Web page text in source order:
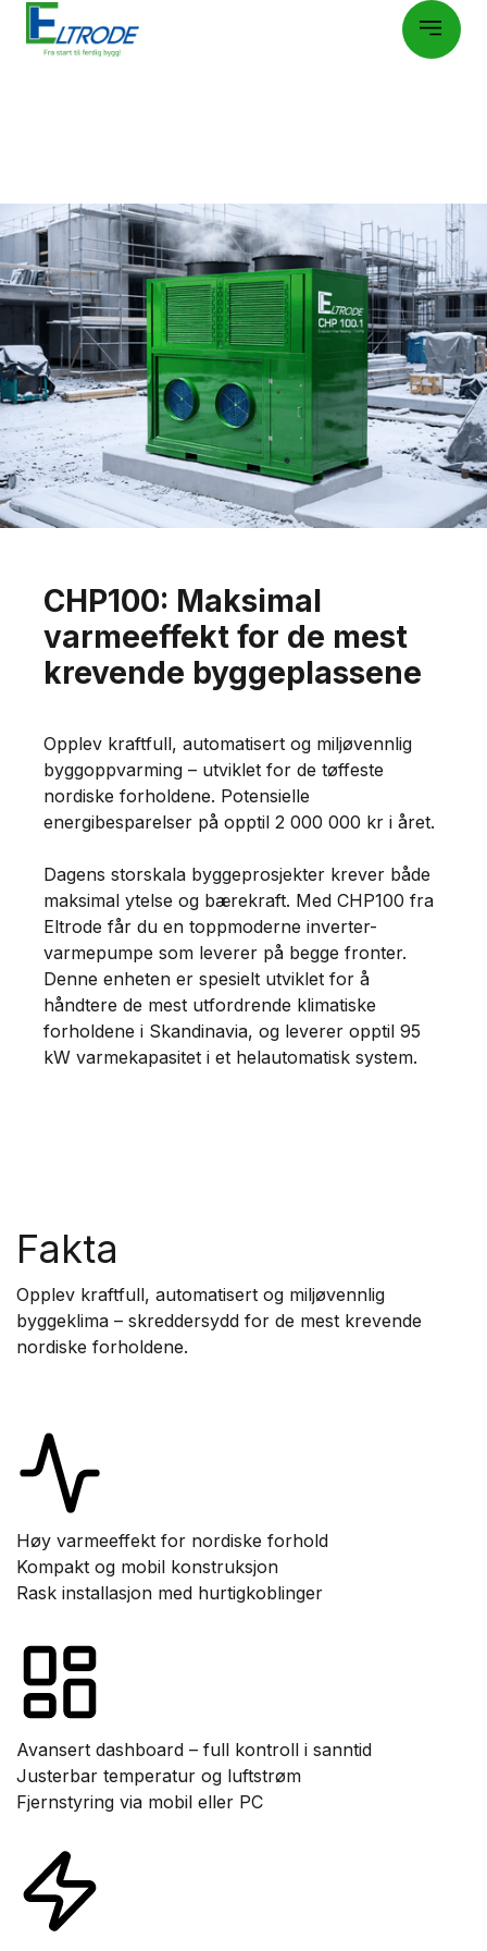
CHP100: Maksimal
varmeeffekt for de mest
krevende byggeplassene
Opplev kraftfull, automatisert og miljøvennlig
byggoppvarming – utviklet for de tøffeste
nordiske forholdene. Potensielle
energibesparelser på opptil 2 000 000 kr i året.
Dagens storskala byggeprosjekter krever både
maksimal ytelse og bærekraft. Med CHP100 fra
Eltrode får du en toppmoderne inverter-
varmepumpe som leverer på begge fronter.
Denne enheten er spesielt utviklet for å
håndtere de mest utfordrende klimatiske
forholdene i Skandinavia, og leverer opptil 95
kW varmekapasitet i et helautomatisk system.
Fakta
Opplev kraftfull, automatisert og miljøvennlig
byggeklima – skreddersydd for de mest krevende
nordiske forholdene.
Høy varmeeffekt for nordiske forhold
Kompakt og mobil konstruksjon
Rask installasjon med hurtigkoblinger
Avansert dashboard – full kontroll i sanntid
Justerbar temperatur og luftstrøm
Fjernstyring via mobil eller PC